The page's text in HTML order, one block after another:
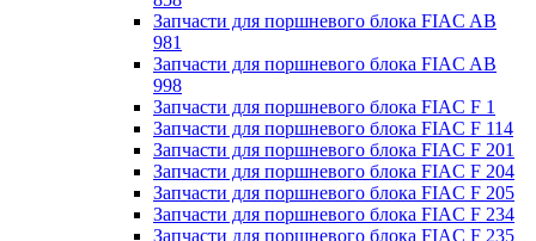
Запчасти для поршневого блока FIAC AB
981
Запчасти для поршневого блока FIAC AB
998
Запчасти для поршневого блока FIAC F 1
Запчасти для поршневого блока FIAC F 114
Запчасти для поршневого блока FIAC F 201
Запчасти для поршневого блока FIAC F 204
Запчасти для поршневого блока FIAC F 205
Запчасти для поршневого блока FIAC F 234
Запчасти для поршневого блока FIAC F 235